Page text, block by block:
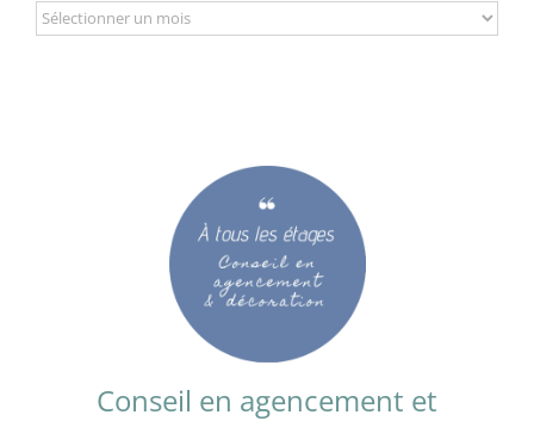
Archives
Conseil en agencement et